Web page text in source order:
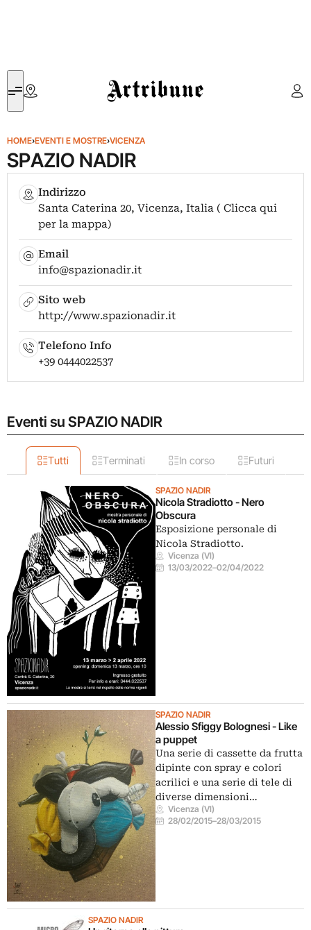
Artribune
HOME›EVENTI E MOSTRE›VICENZA
SPAZIO NADIR
Indirizzo
Santa Caterina 20, Vicenza, Italia ( Clicca qui
per la mappa)
Email
info@spazionadir.it
Sito web
http://www.spazionadir.it
Telefono Info
+39 0444022537
Eventi su SPAZIO NADIR
Tutti Terminati In corso Futuri
SPAZIO NADIR
Nicola Stradiotto - Nero
Obscura
Esposizione personale di
Nicola Stradiotto.
Vicenza (VI)
13/03/2022–02/04/2022
SPAZIO NADIR
Alessio Sfiggy Bolognesi - Like
a puppet
Una serie di cassette da frutta
dipinte con spray e colori
acrilici e una serie di tele di
diverse dimensioni…
Vicenza (VI)
28/02/2015–28/03/2015
SPAZIO NADIR